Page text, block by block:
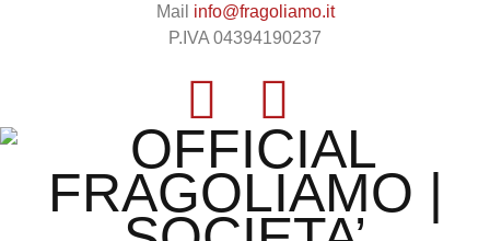
Mail info@fragoliamo.it
P.IVA 04394190237